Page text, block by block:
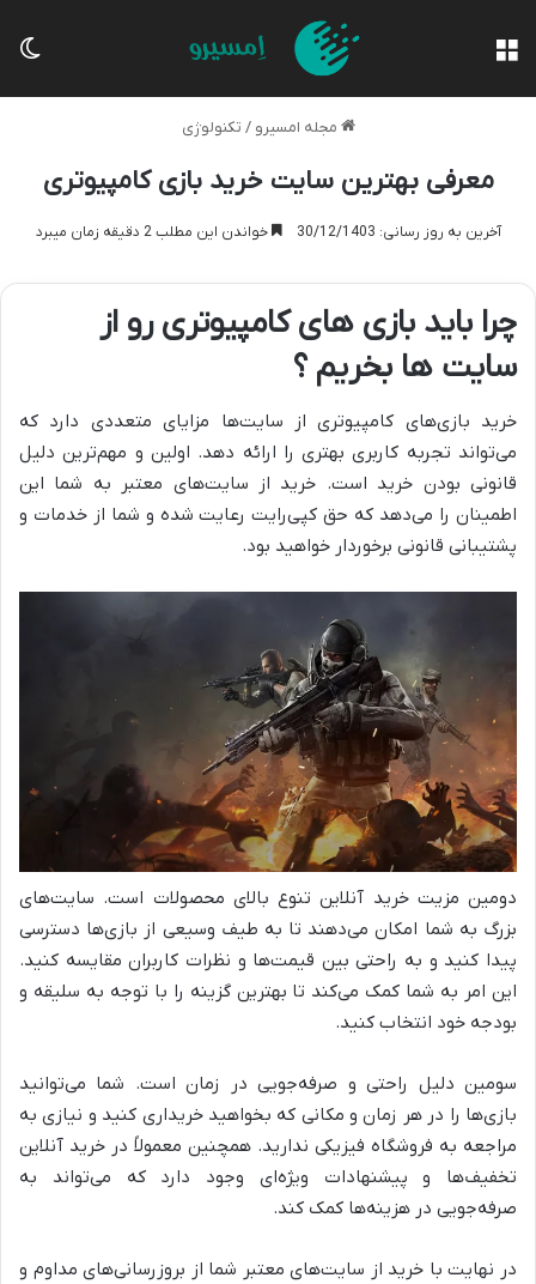
مجله امسیرو / تکنولوژی
معرفی بهترین سایت خرید بازی کامپیوتری
آخرین به روز رسانی: 30/12/1403 خواندن این مطلب 2 دقیقه زمان میبرد
چرا باید بازی های کامپیوتری رو از
سایت ها بخریم ؟
خرید بازی‌های کامپیوتری از سایت‌ها مزایای متعددی دارد که
می‌تواند تجربه کاربری بهتری را ارائه دهد. اولین و مهم‌ترین دلیل
قانونی بودن خرید است. خرید از سایت‌های معتبر به شما این
اطمینان را می‌دهد که حق کپی‌رایت رعایت شده و شما از خدمات و
پشتیبانی قانونی برخوردار خواهید بود.
دومین مزیت خرید آنلاین تنوع بالای محصولات است. سایت‌های
بزرگ به شما امکان می‌دهند تا به طیف وسیعی از بازی‌ها دسترسی
پیدا کنید و به راحتی بین قیمت‌ها و نظرات کاربران مقایسه کنید.
این امر به شما کمک می‌کند تا بهترین گزینه را با توجه به سلیقه و
بودجه خود انتخاب کنید.
سومین دلیل راحتی و صرفه‌جویی در زمان است. شما می‌توانید
بازی‌ها را در هر زمان و مکانی که بخواهید خریداری کنید و نیازی به
مراجعه به فروشگاه فیزیکی ندارید. همچنین معمولاً در خرید آنلاین
تخفیف‌ها و پیشنهادات ویژه‌ای وجود دارد که می‌تواند به
صرفه‌جویی در هزینه‌ها کمک کند.
در نهایت با خرید از سایت‌های معتبر شما از بروزرسانی‌های مداوم و